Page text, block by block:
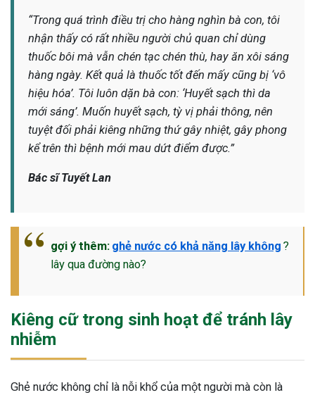
“Trong quá trình điều trị cho hàng nghìn bà con, tôi
nhận thấy có rất nhiều người chủ quan chỉ dùng
thuốc bôi mà vẫn chén tạc chén thù, hay ăn xôi sáng
hàng ngày. Kết quả là thuốc tốt đến mấy cũng bị ‘vô
hiệu hóa’. Tôi luôn dặn bà con: ‘Huyết sạch thì da
mới sáng’. Muốn huyết sạch, tỳ vị phải thông, nên
tuyệt đối phải kiêng những thứ gây nhiệt, gây phong
kể trên thì bệnh mới mau dứt điểm được.”
Bác sĩ Tuyết Lan
gợi ý thêm: ghẻ nước có khả năng lây không ?
lây qua đường nào?
Kiêng cữ trong sinh hoạt để tránh lây
nhiễm
Ghẻ nước không chỉ là nỗi khổ của một người mà còn là